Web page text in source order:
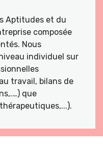
Aptitudes et du
composée
Nous
individuel sur
travail, bilans de
que